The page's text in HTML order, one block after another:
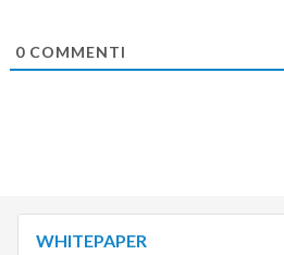
0COMMENTI
WHITEPAPER